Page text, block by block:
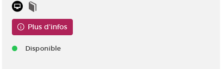
Plus d'infos
Disponible